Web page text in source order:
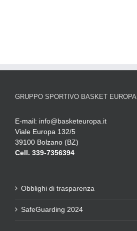
GRUPPO SPORTIVO BASKET EUROPA
E-mail: info@basketeuropa.it
Viale Europa 132/5
39100 Bolzano (BZ)
Cell. 339-7356394
Obblighi di trasparenza
SafeGuarding 2024